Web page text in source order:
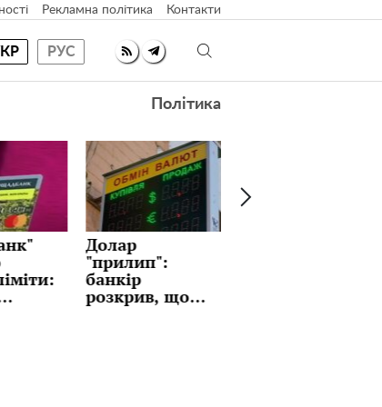
Рекламна політика Контакти
РУС
Політика
що
Ідеальні
млинці з
улюбленою
начинкою на
Масляну: